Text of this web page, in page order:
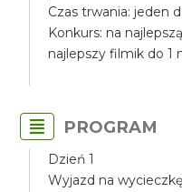
Czas trwania: jeden
Konkurs: na
najlepszy filmik do 1
PROGRAM
Dzień 1
Wyjazd na